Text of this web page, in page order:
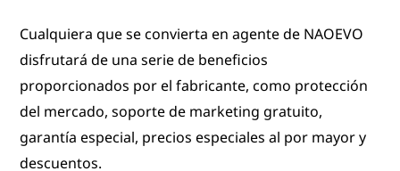
Cualquiera que se convierta en agente de NAOEVO
disfrutará de una serie de beneficios
proporcionados por el fabricante, como protección
del mercado, soporte de marketing gratuito,
garantía especial, precios especiales al por mayor y
descuentos.